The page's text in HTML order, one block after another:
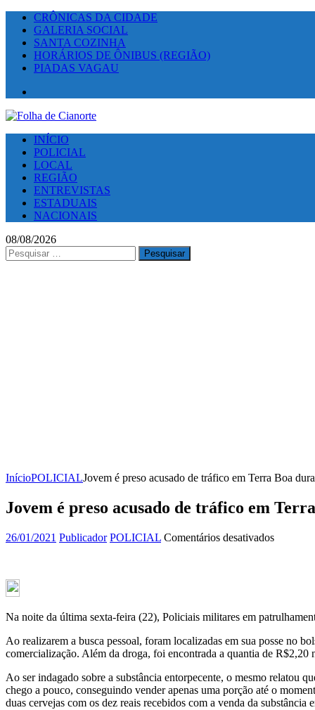
CRÔNICAS DA CIDADE
GALERIA SOCIAL
SANTA COZINHA
HORÁRIOS DE ÔNIBUS (REGIÃO)
PIADAS VAGAU
INÍCIO
POLICIAL
LOCAL
REGIÃO
ENTREVISTAS
ESTADUAIS
NACIONAIS
08/08/2026
Pesquisar
por:
InícioPOLICIALJovem é preso acusado de tráfico em Terra Boa
Jovem é preso acusado de tráfico em
26/01/2021 Publicador POLICIAL Comentários desativadosem
tráfico
Terra
Boa
Na noite da última sexta-feira (22), Policiais militares em
Ao realizarem a busca pessoal, foram localizadas em sua posse no
comercialização. Além da droga, foi encontrada a quantia de R$2,20
Ao ser indagado sobre a substância entorpecente, o mesmo relatou
chego a pouco, conseguindo vender apenas uma porção até o
duas cervejas com os dez reais recebidos com a venda da substância